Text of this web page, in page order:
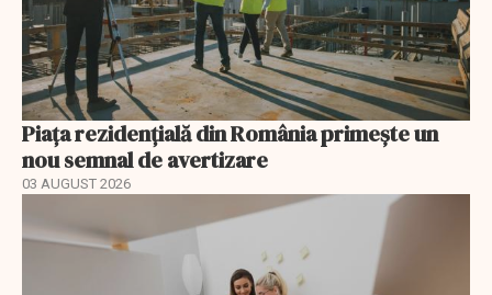
Piața rezidențială din România primește un
nou semnal de avertizare
03 AUGUST 2026